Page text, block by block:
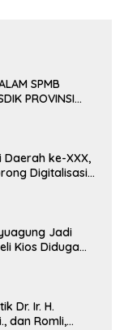
SPMB
PROVINSI
ke-XXX,
Digitalisasi
Jadi
Kios Diduga
Dr. Ir. H.
dan Romli,